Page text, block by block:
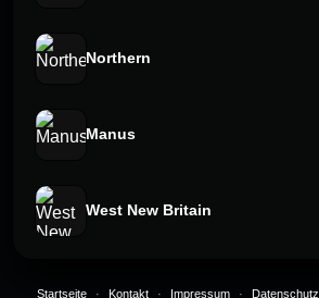
Northern
Manus
West New Britain
Startseite · Kontakt · Impressum · Datenschutz